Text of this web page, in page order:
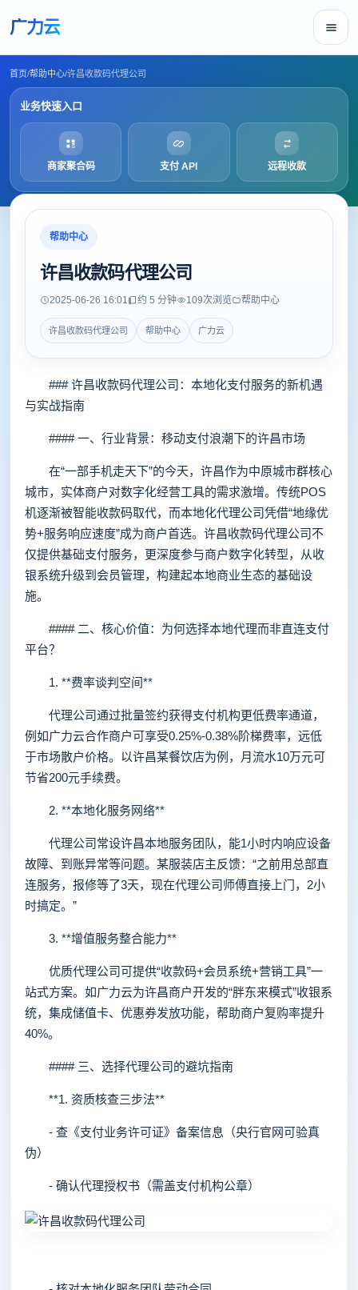
广力云
首页/帮助中心/许昌收款码代理公司
业务快速入口
商家聚合码 支付 API 远程收款
帮助中心
许昌收款码代理公司
2025-06-26 16:01 约 5 分钟 109次浏览 帮助中心
许昌收款码代理公司 帮助中心 广力云
### 许昌收款码代理公司：本地化支付服务的新机遇
与实战指南
#### 一、行业背景：移动支付浪潮下的许昌市场
在“一部手机走天下”的今天，许昌作为中原城市群核心
城市，实体商户对数字化经营工具的需求激增。传统POS
机逐渐被智能收款码取代，而本地化代理公司凭借“地缘优
势+服务响应速度”成为商户首选。许昌收款码代理公司不
仅提供基础支付服务，更深度参与商户数字化转型，从收
银系统升级到会员管理，构建起本地商业生态的基础设
施。
#### 二、核心价值：为何选择本地代理而非直连支付
平台？
1. **费率谈判空间**
代理公司通过批量签约获得支付机构更低费率通道，
例如广力云合作商户可享受0.25%-0.38%阶梯费率，远低
于市场散户价格。以许昌某餐饮店为例，月流水10万元可
节省200元手续费。
2. **本地化服务网络**
代理公司常设许昌本地服务团队，能1小时内响应设备
故障、到账异常等问题。某服装店主反馈：“之前用总部直
连服务，报修等了3天，现在代理公司师傅直接上门，2小
时搞定。”
3. **增值服务整合能力**
优质代理公司可提供“收款码+会员系统+营销工具”一
站式方案。如广力云为许昌商户开发的“胖东来模式”收银系
统，集成储值卡、优惠券发放功能，帮助商户复购率提升
40%。
#### 三、选择代理公司的避坑指南
**1. 资质核查三步法**
- 查《支付业务许可证》备案信息（央行官网可验真
伪）
- 确认代理授权书（需盖支付机构公章）